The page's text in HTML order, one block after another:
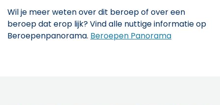
Wil je meer weten over dit beroep of over een
beroep dat erop lijk? Vind alle nuttige informatie op
Beroepenpanorama. Beroepen Panorama